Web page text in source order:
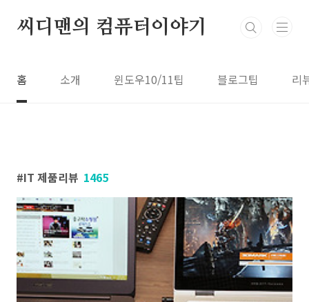
씨디맨의 컴퓨터이야기
홈 소개 윈도우10/11팁 블로그팁 리
IT 제품리뷰 1465